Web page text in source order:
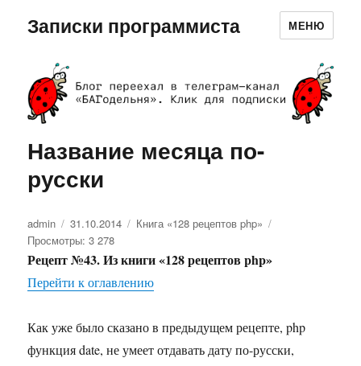
Записки программиста МЕНЮ
Название месяца по-
русски
Автор
admin Опубликовано
31.10.2014 Рубрики
Книга «128 рецептов php»
Просмотры: 3 278
Рецепт №43. Из книги «128 рецептов php»
Перейти к оглавлению
Как уже было сказано в предыдущем рецепте, php
функция date, не умеет отдавать дату по-русски,